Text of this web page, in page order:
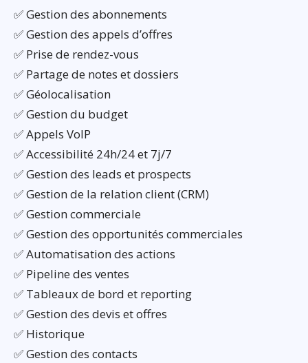
✅ Gestion des abonnements
✅ Gestion des appels d’offres
✅ Prise de rendez-vous
✅ Partage de notes et dossiers
✅ Géolocalisation
✅ Gestion du budget
✅ Appels VoIP
✅ Accessibilité 24h/24 et 7j/7
✅ Gestion des leads et prospects
✅ Gestion de la relation client (CRM)
✅ Gestion commerciale
✅ Gestion des opportunités commerciales
✅ Automatisation des actions
✅ Pipeline des ventes
✅ Tableaux de bord et reporting
✅ Gestion des devis et offres
✅ Historique
✅ Gestion des contacts